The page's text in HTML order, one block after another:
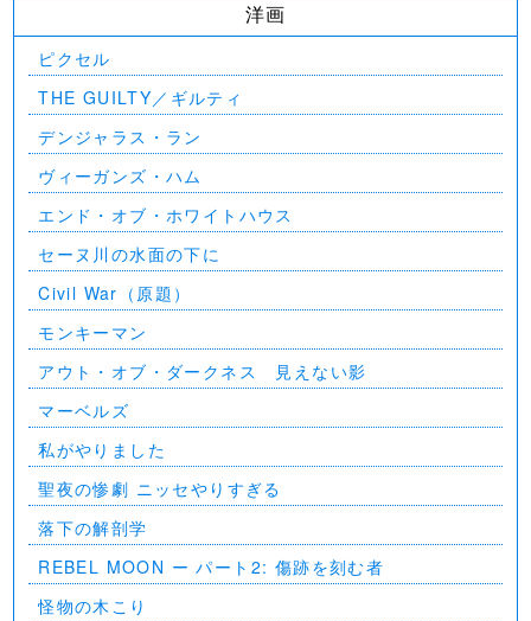
洋画
ピクセル
THE GUILTY／ギルティ
デンジャラス・ラン
ヴィーガンズ・ハム
エンド・オブ・ホワイトハウス
セーヌ川の水面の下に
Civil War（原題）
モンキーマン
アウト・オブ・ダークネス 見えない影
マーベルズ
私がやりました
聖夜の惨劇 ニッセやりすぎる
落下の解剖学
REBEL MOON ー パート2: 傷跡を刻む者
怪物の木こり